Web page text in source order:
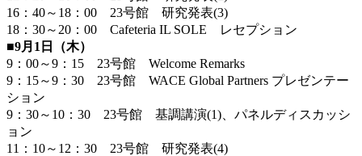
16：40～18：00 23号館 研究発表(3)
18：30～20：00 Cafeteria IL SOLE レセプション
■9月1日（木）
9：00～9：15 23号館 Welcome Remarks
9：15～9：30 23号館 WACE Global Partners プレゼンテー
ション
9：30～10：30 23号館 基調講演(1)、パネルディスカッシ
ョン
11：10～12：30 23号館 研究発表(4)